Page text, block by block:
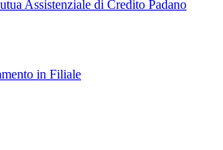
Assistenziale di Credito Padano
in Filiale